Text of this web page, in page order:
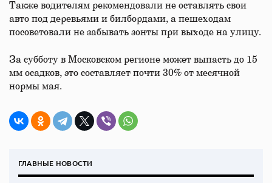
Также водителям рекомендовали не оставлять свои
авто под деревьями и билбордами, а пешеходам
посоветовали не забывать зонты при выходе на улицу.
За субботу в Московском регионе может выпасть до 15
мм осадков, это составляет почти 30% от месячной
нормы мая.
ГЛАВНЫЕ НОВОСТИ